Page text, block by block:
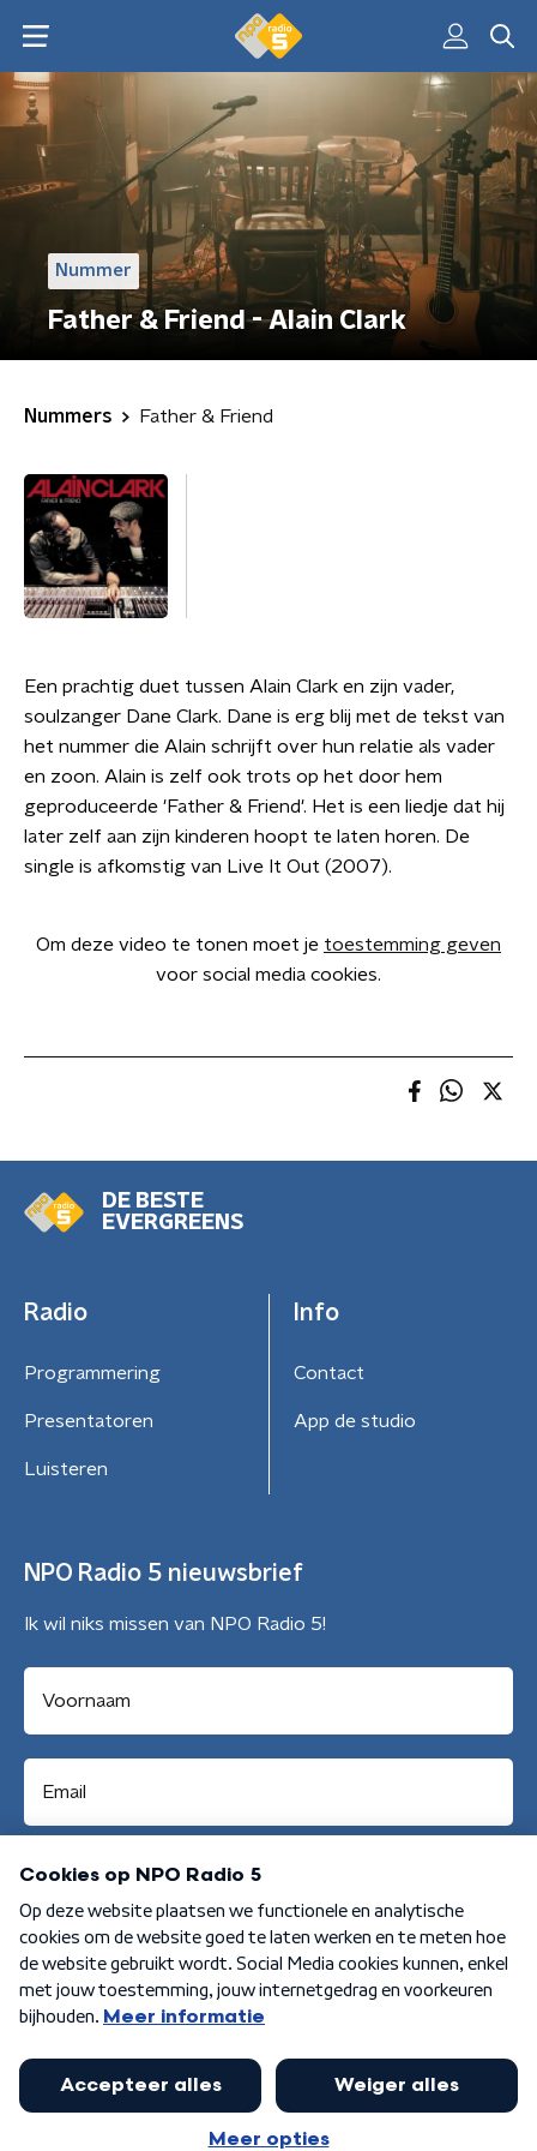
Nummer
Father & Friend - Alain Clark
Nummers Father & Friend
Een prachtig duet tussen Alain Clark en zijn vader,
soulzanger Dane Clark. Dane is erg blij met de tekst van
het nummer die Alain schrijft over hun relatie als vader
en zoon. Alain is zelf ook trots op het door hem
geproduceerde 'Father & Friend'. Het is een liedje dat hij
later zelf aan zijn kinderen hoopt te laten horen. De
single is afkomstig van Live It Out (2007).
Om deze video te tonen moet je toestemming geven
voor social media cookies.
DE BESTE
EVERGREENS
Radio
Programmering
Presentatoren
Luisteren
Info
Contact
App de studio
NPO Radio 5 nieuwsbrief
Ik wil niks missen van NPO Radio 5!
Aanmelden
Algemene voorwaarden